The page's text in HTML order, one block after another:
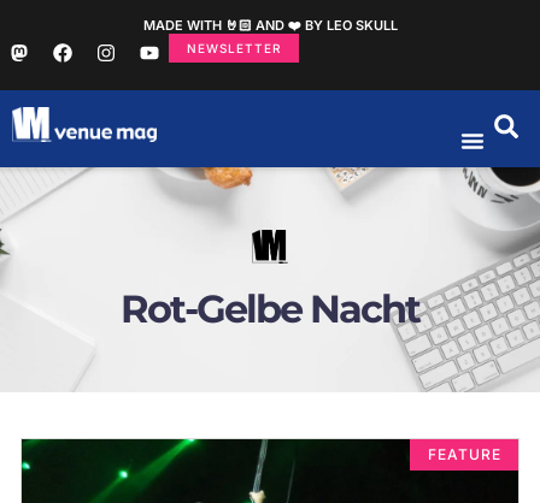
MADE WITH 🤘🏻 AND ❤️ BY LEO SKULL
NEWSLETTER
Rot-Gelbe Nacht
FEATURE